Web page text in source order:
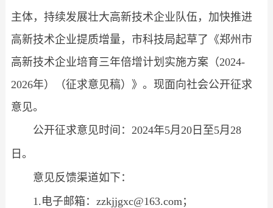
主体，持续发展壮大高新技术企业队伍，加快推进
高新技术企业提质增量，市科技局起草了《郑州市
高新技术企业培育三年倍增计划实施方案（2024-
2026年）（征求意见稿）》。现面向社会公开征求
意见。
公开征求意见时间：2024年5月20日至5月28
日。
意见反馈渠道如下：
1.电子邮箱：zzkjjgxc@163.com；